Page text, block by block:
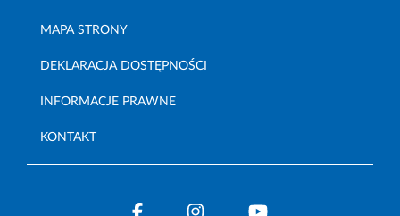
MAPA STRONY
DEKLARACJA DOSTĘPNOŚCI
INFORMACJE PRAWNE
KONTAKT